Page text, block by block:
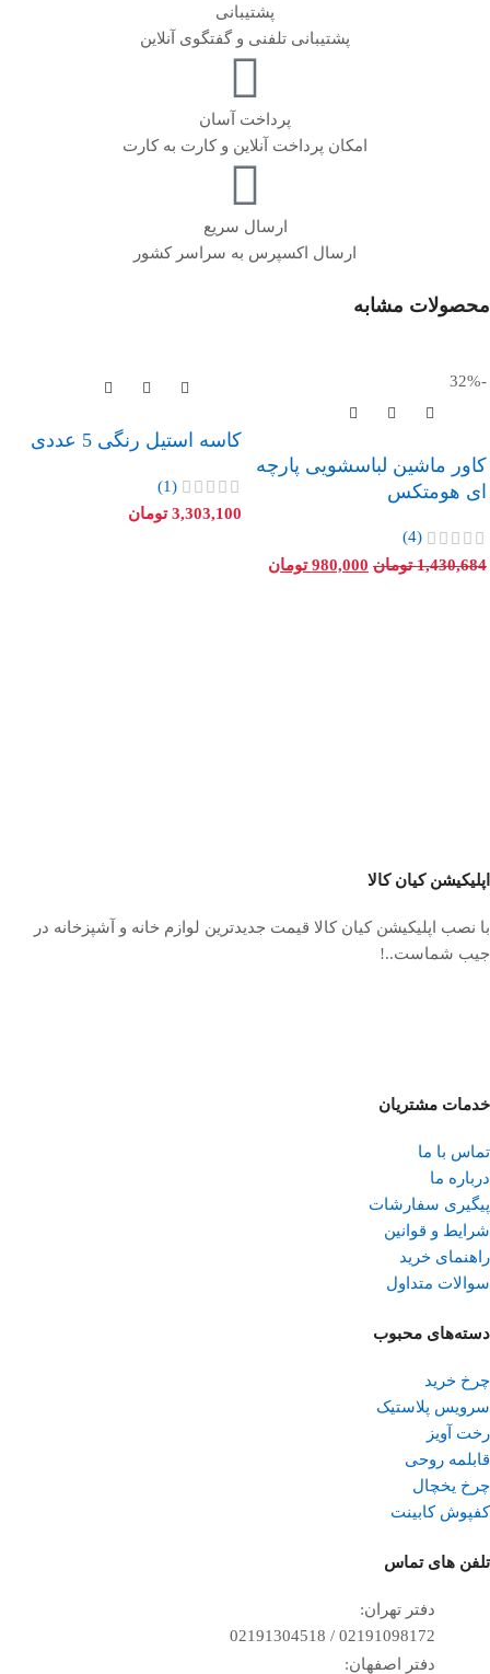
پشتیبانی
پشتیبانی تلفنی و گفتگوی آنلاین
پرداخت آسان
امکان پرداخت آنلاین و کارت به کارت
ارسال سریع
ارسال اکسپرس به سراسر کشور
محصولات مشابه
-32%
کاور ماشین لباسشویی پارچه
ای هومتکس
(4)
1,430,684 تومان 980,000 تومان
کاسه استیل رنگی 5 عددی
(1)
3,303,100 تومان
اپلیکیشن کیان کالا
با نصب اپلیکیشن کیان کالا قیمت جدیدترین لوازم خانه و آشپزخانه در
جیب شماست..!
خدمات مشتریان
تماس با ما
درباره ما
پیگیری سفارشات
شرایط و قوانین
راهنمای خرید
سوالات متداول
دسته‌های محبوب
چرخ خرید
سرویس پلاستیک
رخت آویز
قابلمه روحی
چرخ یخچال
کفپوش کابینت
تلفن ‌های تماس
دفتر تهران:
02191098172 / 02191304518
دفتر اصفهان: